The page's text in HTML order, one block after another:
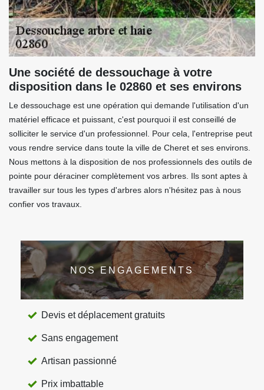
Une société de dessouchage à votre
disposition dans le 02860 et ses environs
Le dessouchage est une opération qui demande l'utilisation d'un
matériel efficace et puissant, c'est pourquoi il est conseillé de
solliciter le service d'un professionnel. Pour cela, l'entreprise peut
vous rendre service dans toute la ville de Cheret et ses environs.
Nous mettons à la disposition de nos professionnels des outils de
pointe pour déraciner complètement vos arbres. Ils sont aptes à
travailler sur tous les types d'arbres alors n'hésitez pas à nous
confier vos travaux.
NOS ENGAGEMENTS
Devis et déplacement gratuits
Sans engagement
Artisan passionné
Prix imbattable